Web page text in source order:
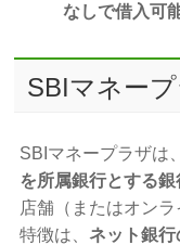
なしで借入可
SBIマネー
SBIマネープラザは
を所属銀行とする
店舗（またはオン
特徴は、ネット銀